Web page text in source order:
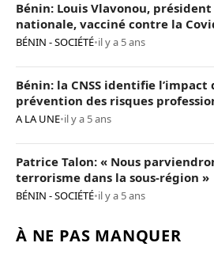
Bénin: Louis Vlavonou, président
nationale, vacciné contre la
BÉNIN - SOCIÉTÉ•il y a 5 ans
Bénin: la CNSS identifie l’impact
prévention des risques
A LA UNE•il y a 5 ans
Patrice Talon: « Nous
terrorisme dans la sous-région »
BÉNIN - SOCIÉTÉ•il y a 5 ans
À NE PAS MANQUER